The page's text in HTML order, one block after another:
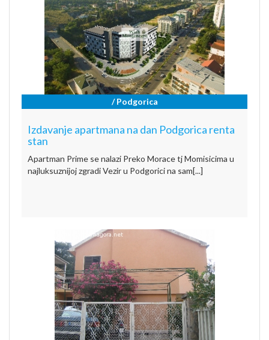
/ Podgorica
Izdavanje apartmana na dan Podgorica renta
stan
Apartman Prime se nalazi Preko Morace tj Momisicima u
najluksuznijoj zgradi Vezir u Podgorici na sam[...]